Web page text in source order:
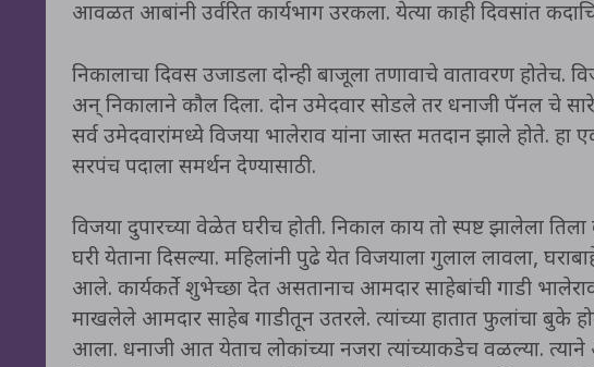
आवळत आबांनी उर्वरित कार्यभाग उरकला. येत्या काही दिवसांत
निकालाचा दिवस उजाडला दोन्ही बाजूला तणावाचे वातावरण होतेच.
अन् निकालाने कौल दिला. दोन उमेदवार सोडले तर धनाजी पॅनल चे
सर्व उमेदवारांमध्ये विजया भालेराव यांना जास्त मतदान झाले होते. हा
सरपंच पदाला समर्थन देण्यासाठी.
विजया दुपारच्या वेळेत घरीच होती. निकाल काय तो स्पष्ट झालेला
घरी येताना दिसल्या. महिलांनी पुढे येत विजयाला गुलाल लावला,
आले. कार्यकर्ते शुभेच्छा देत असतानाच आमदार साहेबांची गाडी
माखलेले आमदार साहेब गाडीतून उतरले. त्यांच्या हातात फुलांचा बुके
आला. धनाजी आत येताच लोकांच्या नजरा त्यांच्याकडेच वळल्या.